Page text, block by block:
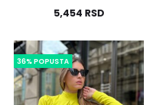
5,454 RSD
36% POPUSTA